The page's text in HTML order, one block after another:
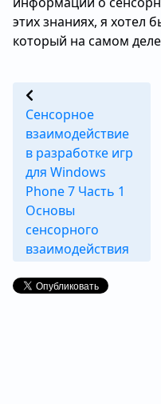
этих знаниях, я хотел
который на самом
Сенсорное
взаимодействие
в разработке игр
для Windows
Phone 7 Часть 1
Основы
сенсорного
взаимодействия